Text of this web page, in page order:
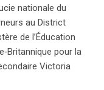
nationale du
au District
de l’Éducation
pour la
Victoria